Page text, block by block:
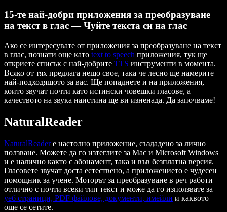
15-те най-добри приложения за преобразуване
на текст в глас — Чуйте текста си на глас
Ако се интересувате от приложения за преобразуване на текст
в глас, познати още като text to speech приложения, тук ще
откриете списък с най-добрите TTS инструменти в момента.
Всяко от тях предлага нещо свое, така че лесно ще намерите
най-подходящото за вас. Ще попаднете и на приложения,
които звучат почти като истински човешки гласове, а
качеството на звука наистина ще ви изненада. Да започваме!
NaturalReader
NaturalReaderе настолно приложение, създадено за лично
ползване. Можете да го изтеглите за Mac и Microsoft Windows
и е налично както с абонамент, така и във безплатна версия.
Гласовете звучат доста естествено, а приложението е чудесен
помощник за учене. Моторът за преобразуване в реч работи
отлично с почти всеки тип текст и може да го използвате за
уеб страници, PDF файлове, документи, имейли и каквото
още се сетите.